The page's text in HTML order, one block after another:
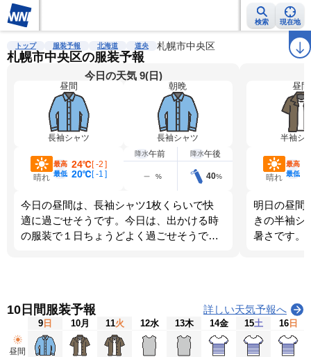
検索 現在地
雨雲レーダー 台風情報 地震情報 警報・注意報 ラ
トップ 服装予報 北海道 道央 札幌市中央区
札幌市中央区の服装予報
今日の天気 9(日)
昼間
長袖シャツ
朝晩
長袖シャツ
晴れ
最高 24℃[-2 ]
最低 20℃[-1 ]
降水午前
%
降水午後
40%
今日の昼間は、長袖シャツ1枚くらいで快
適に過ごせそうです。今日は、出かける時
の服装で１日ちょうどよく過ごせそうで
昼間
半袖シ
晴れ
最高
最低
明日の昼間
きの半袖シ
暑さです。
10日間服装予報 詳しい天気予報へ
昼間
9 日 10月 11火 12水 13木 14金 15土 16日